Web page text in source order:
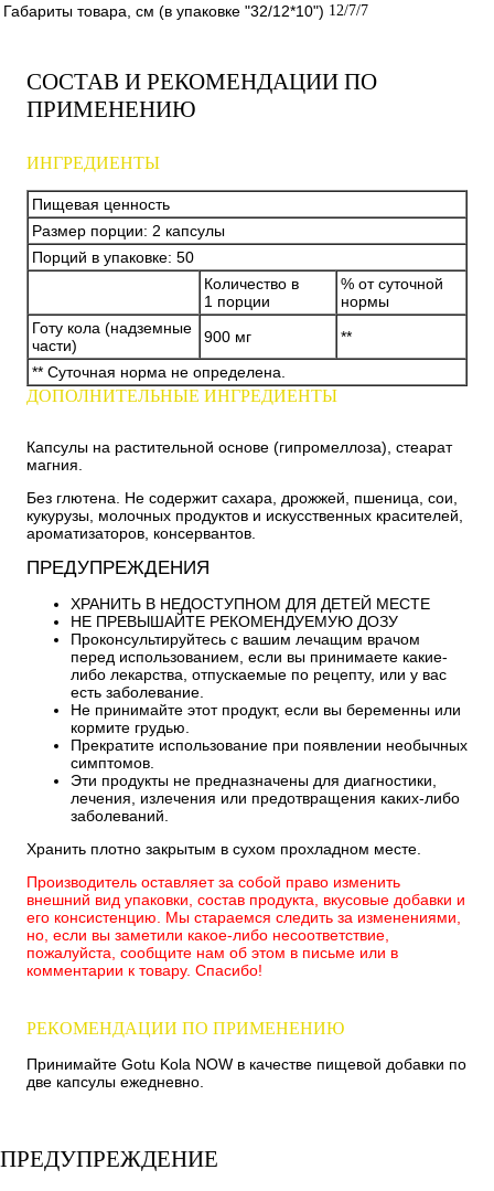
Габариты товара, см (в упаковке "32/12*10") 12/7/7
СОСТАВ И РЕКОМЕНДАЦИИ ПО
ПРИМЕНЕНИЮ
ИНГРЕДИЕНТЫ
Пищевая ценность
Размер порции: 2 капсулы
Порций в упаковке: 50
Количество в
1 порции
% от суточной
нормы
Готу кола (надземные
части)
900 мг
**
** Суточная норма не определена.
ДОПОЛНИТЕЛЬНЫЕ ИНГРЕДИЕНТЫ
Капсулы на растительной основе (гипромеллоза), стеарат
магния.
Без глютена. Не содержит сахара, дрожжей, пшеница, сои,
кукурузы, молочных продуктов и искусственных красителей,
ароматизаторов, консервантов.
ПРЕДУПРЕЖДЕНИЯ
ХРАНИТЬ В НЕДОСТУПНОМ ДЛЯ ДЕТЕЙ МЕСТЕ
НЕ ПРЕВЫШАЙТЕ РЕКОМЕНДУЕМУЮ ДОЗУ
Проконсультируйтесь с вашим лечащим врачом
перед использованием, если вы принимаете какие-
либо лекарства, отпускаемые по рецепту, или у вас
есть заболевание.
Не принимайте этот продукт, если вы беременны или
кормите грудью.
Прекратите использование при появлении необычных
симптомов.
Эти продукты не предназначены для диагностики,
лечения, излечения или предотвращения каких-либо
заболеваний.
Хранить плотно закрытым в сухом прохладном месте.
Производитель оставляет за собой право изменить
внешний вид упаковки, состав продукта, вкусовые добавки и
его консистенцию. Мы стараемся следить за изменениями,
но, если вы заметили какое-либо несоответствие,
пожалуйста, сообщите нам об этом в письме или в
комментарии к товару. Спасибо!
РЕКОМЕНДАЦИИ ПО ПРИМЕНЕНИЮ
Принимайте Gotu Kola NOW в качестве пищевой добавки по
две капсулы ежедневно.
ПРЕДУПРЕЖДЕНИЕ